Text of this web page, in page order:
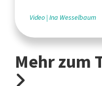
Video Ina Wesselbaum
Mehr zum